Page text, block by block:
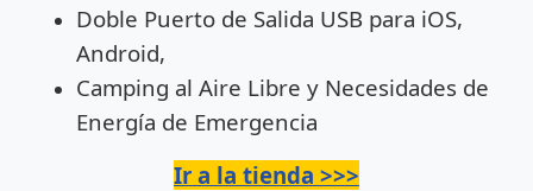
Doble Puerto de Salida USB para iOS,
Android,
Camping al Aire Libre y Necesidades de
Energía de Emergencia
Ir a la tienda >>>